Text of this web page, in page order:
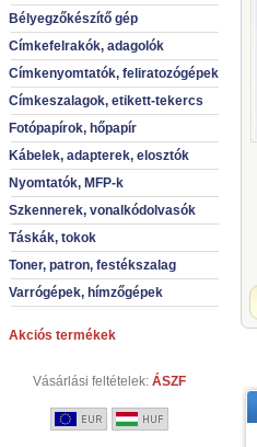
Bélyegzőkészítő gép
Címkefelrakók, adagolók
Címkenyomtatók, feliratozógépek
Címkeszalagok, etikett-tekercs
Fotópapírok, hőpapír
Kábelek, adapterek, elosztók
Nyomtatók, MFP-k
Szkennerek, vonalkódolvasók
Táskák, tokok
Toner, patron, festékszalag
Varrógépek, hímzőgépek
Akciós termékek
Vásárlási feltételek: ÁSZF